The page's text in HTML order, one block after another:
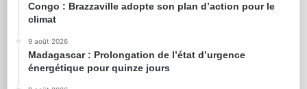
Congo : Brazzaville adopte son plan d’action pour le
climat
9 août 2026
Madagascar : Prolongation de l’état d’urgence
énergétique pour quinze jours